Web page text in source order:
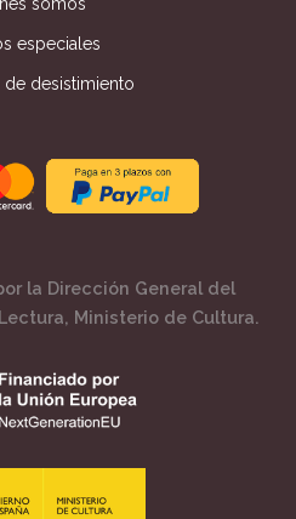
especiales
de desistimiento
la Dirección General del
Ministerio de Cultura.